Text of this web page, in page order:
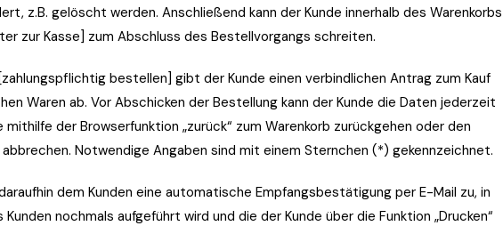
z.B. gelöscht werden. Anschließend kann der Kunde innerhalb des Warenkorbs
zur Kasse] zum Abschluss des Bestellvorgangs schreiten.
bestellen] gibt der Kunde einen verbindlichen Antrag zum Kauf
Waren ab. Vor Abschicken der Bestellung kann der Kunde die Daten jederzeit
mithilfe der Browserfunktion „zurück“ zum Warenkorb zurückgehen oder den
Notwendige Angaben sind mit einem Sternchen (*) gekennzeichnet.
dem Kunden eine automatische Empfangsbestätigung per E-Mail zu, in
nochmals aufgeführt wird und die der Kunde über die Funktion „Drucken“